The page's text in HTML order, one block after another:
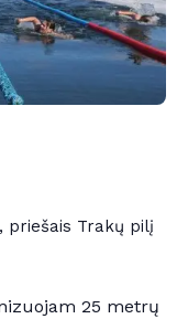
priešais Trakų pilį
25 metrų